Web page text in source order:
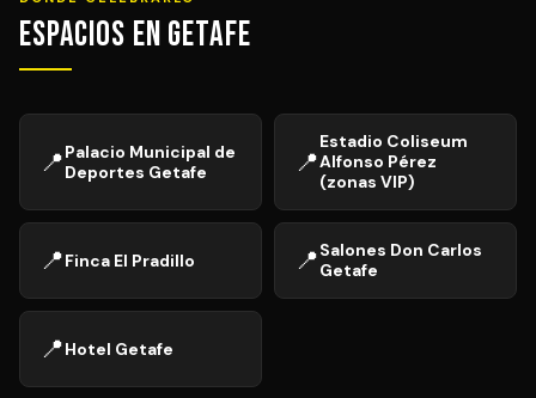
Espacios en Getafe
📍Palacio Municipal de
Deportes Getafe
📍
Estadio Coliseum
Alfonso Pérez
(zonas VIP)
📍Finca El Pradillo 📍Salones Don Carlos
Getafe
📍Hotel Getafe